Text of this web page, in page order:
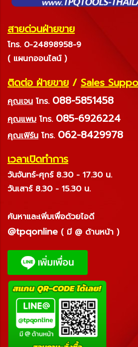
สายด่วนฝ่ายขาย
โทร. 0-24898958-9
( แผนกออนไลน์ )
ติดต่อ ฝ่ายขาย / Sales
คุณเจน โทร. 088-5851458
คุณแพม โทร. 085-6926224
คุณเฟิร์น โทร. 062-8429978
เวลาเปิดทำการ
วันจันทร์-ศุกร์ 8.30 - 17.30 น.
วันเสาร์ 8.30 - 15.30 น.
ค้นหาและเพิ่มเพื่อด้วยไอดี
@tpqonline ( มี @ ด้านหน้า )